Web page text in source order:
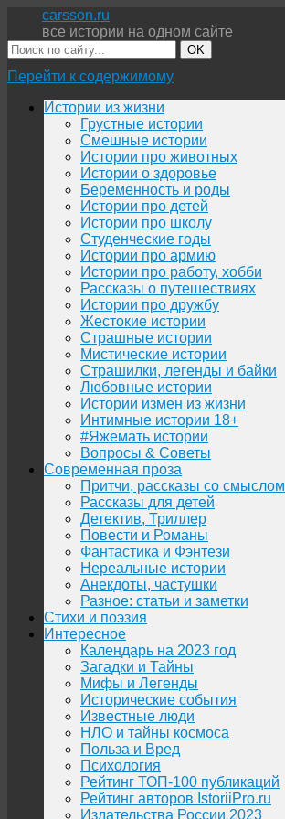
carsson.ru
все истории на одном сайте
OK
Перейти к содержимому
Истории из жизни
Грустные истории
Смешные истории
Истории про животных
Истории о здоровье
Беременность и роды
Истории про детей
Истории про школу
Студенческие годы
Истории про армию
Истории про работу, хобби
Рассказы о путешествиях
Истории про дружбу
Жестокие истории
Страшные истории
Мистические истории
Страшилки, легенды и байки
Любовные истории
Истории измен из жизни
Интимные истории 18+
#Яжемать истории
Вопросы & Советы
Современная проза
Притчи, рассказы со смыслом
Рассказы для детей
Детектив, Триллер
Повести и Романы
Фантастика и Фэнтези
Нереальные истории
Анекдоты, частушки
Разное: статьи и заметки
Стихи и поэзия
Интересное
Календарь на 2023 год
Загадки и Тайны
Мифы и Легенды
Исторические события
Известные люди
НЛО и тайны космоса
Польза и Вред
Психология
Рейтинг ТОП-100 публикаций
Рейтинг авторов IstoriiPro.ru
Издательства России 2023